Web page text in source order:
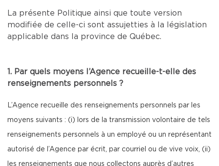
La présente Politique ainsi que toute version
modifiée de celle-ci sont assujetties à la législation
applicable dans la province de Québec.
1. Par quels moyens l’Agence recueille-t-elle des
renseignements personnels ?
L’Agence recueille des renseignements personnels par les
moyens suivants : (i) lors de la transmission volontaire de tels
renseignements personnels à un employé ou un représentant
autorisé de l’Agence par écrit, par courriel ou de vive voix, (ii)
les renseignements que nous collectons auprès d’autres